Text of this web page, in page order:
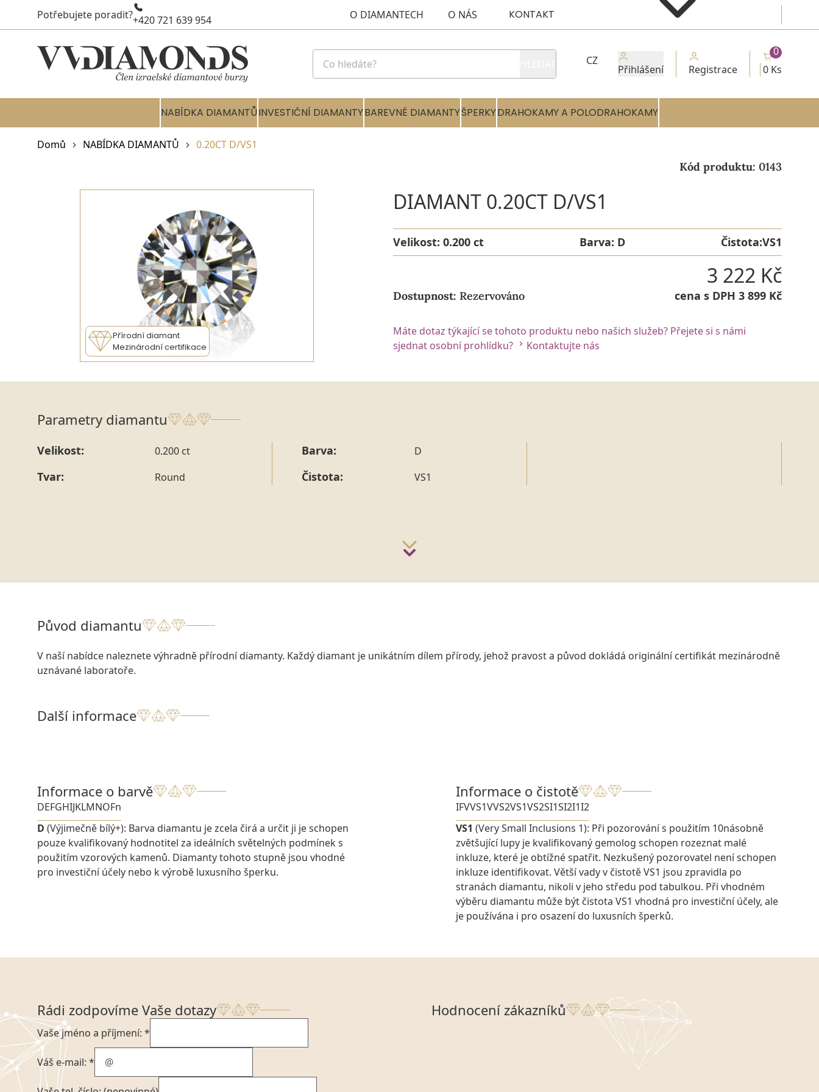
Potřebujete poradit?+420 721 639 954 O DIAMANTECH O NÁS KONTAKT
CZ
Přihlášení Registrace 0 Ks
0
NABÍDKA DIAMANTŮINVESTIČNÍ DIAMANTYBAREVNÉ DIAMANTYŠPERKYDRAHOKAMY A POLODRAHOKAMY
Domů NABÍDKA DIAMANTŮ 0.20CT D/VS1
Kód produktu: 0143
Přírodní diamant
Mezinárodní certifikace
DIAMANT 0.20CT D/VS1
Velikost: 0.200 ct Barva: D Čistota:VS1
Dostupnost: Rezervováno
3 222 Kč
cena s DPH 3 899 Kč
Máte dotaz týkající se tohoto produktu nebo našich služeb? Přejete si s námi
sjednat osobní prohlídku?
Kontaktujte nás
Parametry diamantu
Velikost: 0.200 ct
Tvar: Round
Barva: D
Čistota: VS1
Původ diamantu
V naší nabídce naleznete výhradně přírodní diamanty. Každý diamant je unikátním dílem přírody, jehož pravost a původ dokládá originální certifikát mezinárodně
uznávané laboratoře.
Další informace
Informace o barvě
DEFGHIJKLMNOFn
D (Výjimečně bílý+): Barva diamantu je zcela čirá a určit ji je schopen
pouze kvalifikovaný hodnotitel za ideálních světelných podmínek s
použitím vzorových kamenů. Diamanty tohoto stupně jsou vhodné
pro investiční účely nebo k výrobě luxusního šperku.
Informace o čistotě
IFVVS1VVS2VS1VS2SI1SI2I1I2
VS1 (Very Small Inclusions 1): Při pozorování s použitím 10násobně
zvětšující lupy je kvalifikovaný gemolog schopen rozeznat malé
inkluze, které je obtížné spatřit. Nezkušený pozorovatel není schopen
inkluze identifikovat. Větší vady v čistotě VS1 jsou zpravidla po
stranách diamantu, nikoli v jeho středu pod tabulkou. Při vhodném
výběru diamantu může být čistota VS1 vhodná pro investiční účely, ale
je používána i pro osazení do luxusních šperků.
Rádi zodpovíme Vaše dotazy
Vaše jméno a příjmení: *
Váš e-mail: *
Hodnocení zákazníků